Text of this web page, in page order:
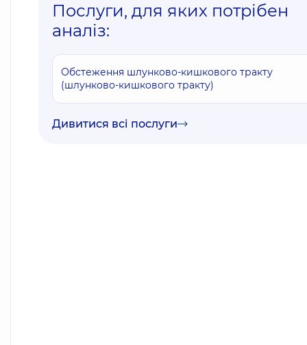
Послуги, для яких потрібен
аналіз:
Обстеження шлунково-кишкового тракту
(шлунково-кишкового тракту)
Дивитися всі послуги